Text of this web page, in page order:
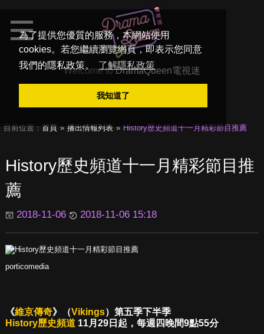
為了提供您優質的服務，本網站使用
cookies。若您繼續瀏覽網頁，即表示您同意
我們的隱私政策。
了解隱私政策
我知道了
Welcome toDramaQueen電視迷
目前位置： 首頁 播出情報列表 History歷史頻道十一月精彩節目推薦
History歷史頻道十一月精彩節目推
薦
2018-11-06 2018-11-06 15:18
porticomedia
《維京傳奇》（Vikings）第五季下半季
History歷史頻道11月29日起，每週四晚間9點55分